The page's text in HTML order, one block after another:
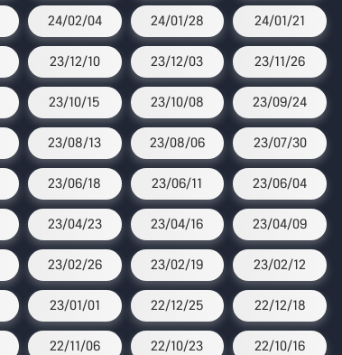
24/02/04 24/01/28 24/01/21
23/12/10 23/12/03 23/11/26
23/10/15 23/10/08 23/09/24
23/08/13 23/08/06 23/07/30
23/06/18 23/06/11 23/06/04
23/04/23 23/04/16 23/04/09
23/02/26 23/02/19 23/02/12
23/01/01 22/12/25 22/12/18
22/11/06 22/10/23 22/10/16